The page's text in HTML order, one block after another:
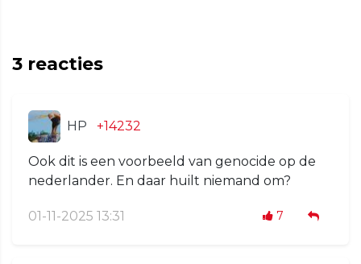
3 reacties
HP +14232
Ook dit is een voorbeeld van genocide op de
nederlander. En daar huilt niemand om?
01-11-2025 13:31 7